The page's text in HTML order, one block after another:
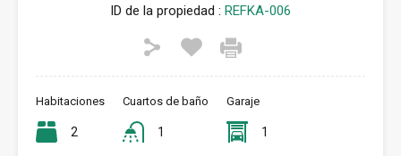
ID de la propiedad : REFKA-006
Habitaciones
2
Cuartos de baño
1
Garaje
1